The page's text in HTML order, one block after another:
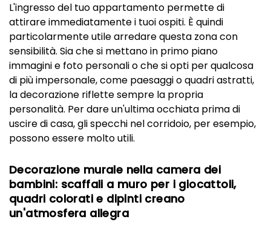
L'ingresso del tuo appartamento permette di
attirare immediatamente i tuoi ospiti. È quindi
particolarmente utile arredare questa zona con
sensibilità. Sia che si mettano in primo piano
immagini e foto personali o che si opti per qualcosa
di più impersonale, come paesaggi o quadri astratti,
la decorazione riflette sempre la propria
personalità. Per dare un'ultima occhiata prima di
uscire di casa, gli specchi nel corridoio, per esempio,
possono essere molto utili.
Decorazione murale nella camera dei
bambini: scaffali a muro per i giocattoli,
quadri colorati e dipinti creano
un'atmosfera allegra